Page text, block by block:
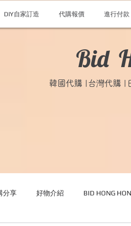
DIY自家訂造 代購報價 進行付款
Bid
韓國代購 |台灣代購 |
分享 好物介紹 BID HONG